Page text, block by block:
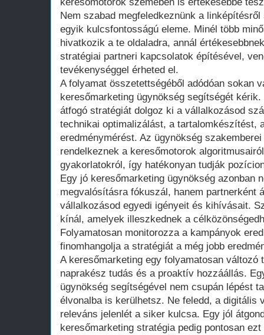
Nem szabad megfeledkeznünk a
egyik kulcsfontosságú eleme. Minél több
hivatkozik a te oldaladra, annál
stratégiai partneri kapcsolatok építésével,
tevékenységgel érheted el.
A folyamat összetettségéből adódóan sokan
keresőmarketing ügynökség segítségét
átfogó stratégiát dolgoz ki a vállalkozásod
technikai optimalizálást, a tartalomkészítést,
eredménymérést. Az ügynökség
rendelkeznek a keresőmotorok
gyakorlatokról, így hatékonyan tudják
Egy jó keresőmarketing ügynökség azonban
megvalósításra fókuszál, hanem partnerként
vállalkozásod egyedi igényeit és kihívásait.
kínál, amelyek illeszkednek a
Folyamatosan monitorozza a kampányok
finomhangolja a stratégiát a még jobb
A keresőmarketing egy folyamatosan
naprakész tudás és a proaktív hozzáállás.
ügynökség segítségével nem csupán lépést
élvonalba is kerülhetsz. Ne feledd, a digitális
releváns jelenlét a siker kulcsa. Egy jól
keresőmarketing stratégia pedig pontosan